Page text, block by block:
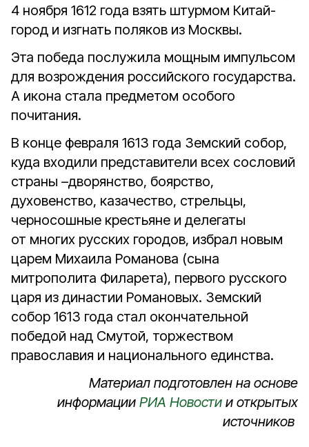
4 ноября 1612 года взять штурмом Китай-
город и изгнать поляков из Москвы.
Эта победа послужила мощным импульсом
для возрождения российского государства.
А икона стала предметом особого
почитания.
В конце февраля 1613 года Земский собор,
куда входили представители всех сословий
страны –дворянство, боярство,
духовенство, казачество, стрельцы,
черносошные крестьяне и делегаты
от многих русских городов, избрал новым
царем Михаила Романова (сына
митрополита Филарета), первого русского
царя из династии Романовых. Земский
собор 1613 года стал окончательной
победой над Смутой, торжеством
православия и национального единства.
Материал подготовлен на основе
информации РИА Новости и открытых
источников